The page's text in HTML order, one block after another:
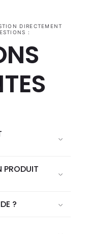
DIRECTEMENT
:
PRODUIT
?